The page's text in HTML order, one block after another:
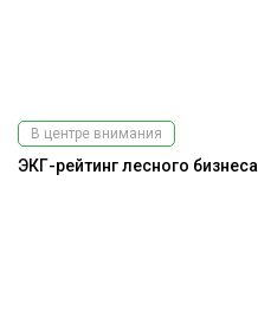
В центре внимания
ЭКГ-рейтинг лесного бизнеса